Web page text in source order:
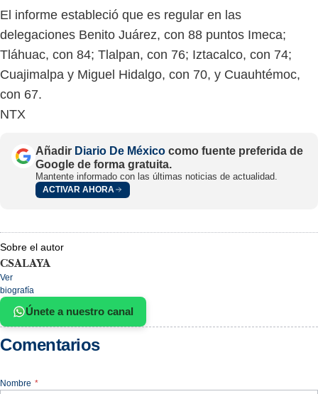
El informe estableció que es regular en las
delegaciones Benito Juárez, con 88 puntos Imeca;
Tláhuac, con 84; Tlalpan, con 76; Iztacalco, con 74;
Cuajimalpa y Miguel Hidalgo, con 70, y Cuauhtémoc,
con 67.
NTX
Añadir Diario De México como fuente preferida de
Google de forma gratuita.
Mantente informado con las últimas noticias de actualidad.
ACTIVAR AHORA
Sobre el autor
CSALAYA
Ver
biografía
Únete a nuestro canal
Comentarios
Nombre *